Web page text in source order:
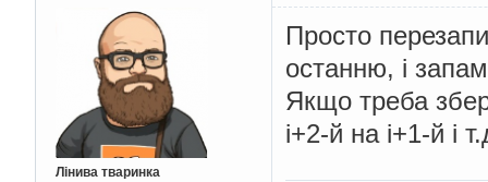
Лінива тваринка
Просто
останню, і
Якщо треба
i+2-й на i+1-й і